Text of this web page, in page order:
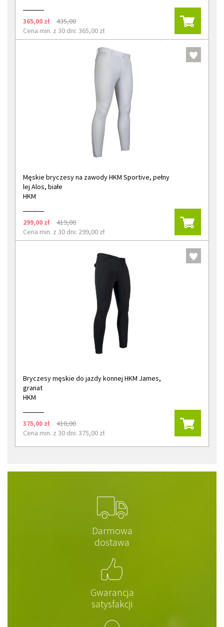
365,00 zł
435,00
Cena min. z 30 dni: 365,00 zł
Męskie bryczesy na zawody HKM Sportive, pełny
lej Alos, białe
HKM
299,00 zł
419,00
Cena min. z 30 dni: 299,00 zł
Bryczesy męskie do jazdy konnej HKM James,
granat
HKM
375,00 zł
410,00
Cena min. z 30 dni: 375,00 zł
Darmowa
dostawa
Gwarancja
satysfakcji